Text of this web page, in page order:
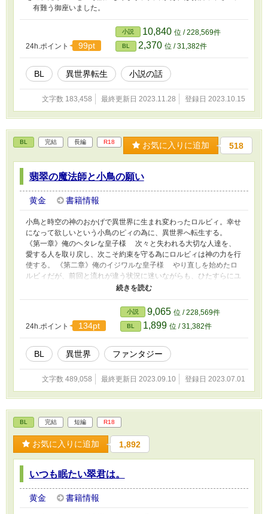
有難う御座いました。
24h.ポイント 99pt
小説 10,840 位 / 228,569件
BL 2,370 位 / 31,382件
BL 異世界転生 小説の話
文字数 183,458 最終更新日 2023.11.28 登録日 2023.10.15
BL 完結 長編 R18 お気に入りに追加 518
翡翠の魔法師と小鳥の願い
黄金 書籍情報
小鳥と時空の神のおかげで異世界に生まれ変わったロルビィ。幸せ
になって欲しいという小鳥のピィの為に、異世界へ転生する。
《第一章》俺のヘタレな皇子様 次々と失われる大切な人達を、
愛する人を取り戻し、次こそ約束を守る為にロルビィは神の力を行
使する。 《第二章》俺のイジワルな皇子様 やり直しを始めたロ
ルビィだが、前回と流れが違う状況に迷いながらも、ひたすらにユ
キト殿下を守りたいと願う。 《第二章》俺の愛しい皇子様 ※長
編ファンタジー物書いてみたくて始めましたが、第一章10万字で収
めようと思ってたのに倍かかりました。 第二章81話まで。 第
三章で終了。95話まであります。 読んで頂き有難う御座いま
す。エールやお気に入りを付けて頂き、大変嬉しく思います。
24h.ポイント 134pt
小説 9,065 位 / 228,569件
BL 1,899 位 / 31,382件
BL 異世界 ファンタジー
文字数 489,058 最終更新日 2023.09.10 登録日 2023.07.01
BL 完結 短編 R18
お気に入りに追加 1,892
いつも眠たい翠君は。
黄金 書籍情報